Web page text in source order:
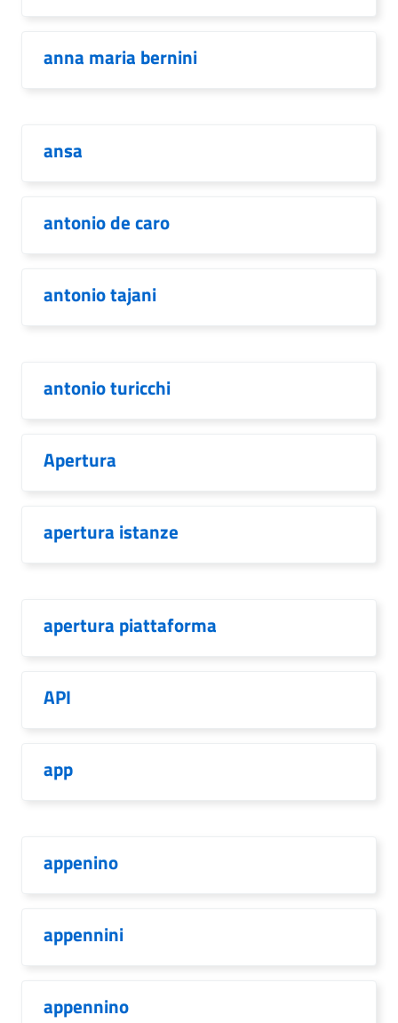
anna maria bernini
ansa
antonio de caro
antonio tajani
antonio turicchi
Apertura
apertura istanze
apertura piattaforma
API
app
appenino
appennini
appennino